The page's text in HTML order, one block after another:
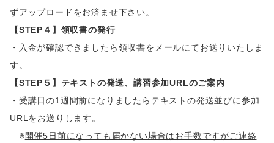
ずアップロードをお済ませ下さい。
【STEP４】領収書の発行
・入金が確認できましたら領収書をメールにてお送りいたしま
す。
【STEP５】テキストの発送、講習参加URLのご案内
・受講日の1週間前になりましたらテキストの発送並びに参加
URLをお送りします。
※開催5日前になっても届かない場合はお手数ですがご連絡